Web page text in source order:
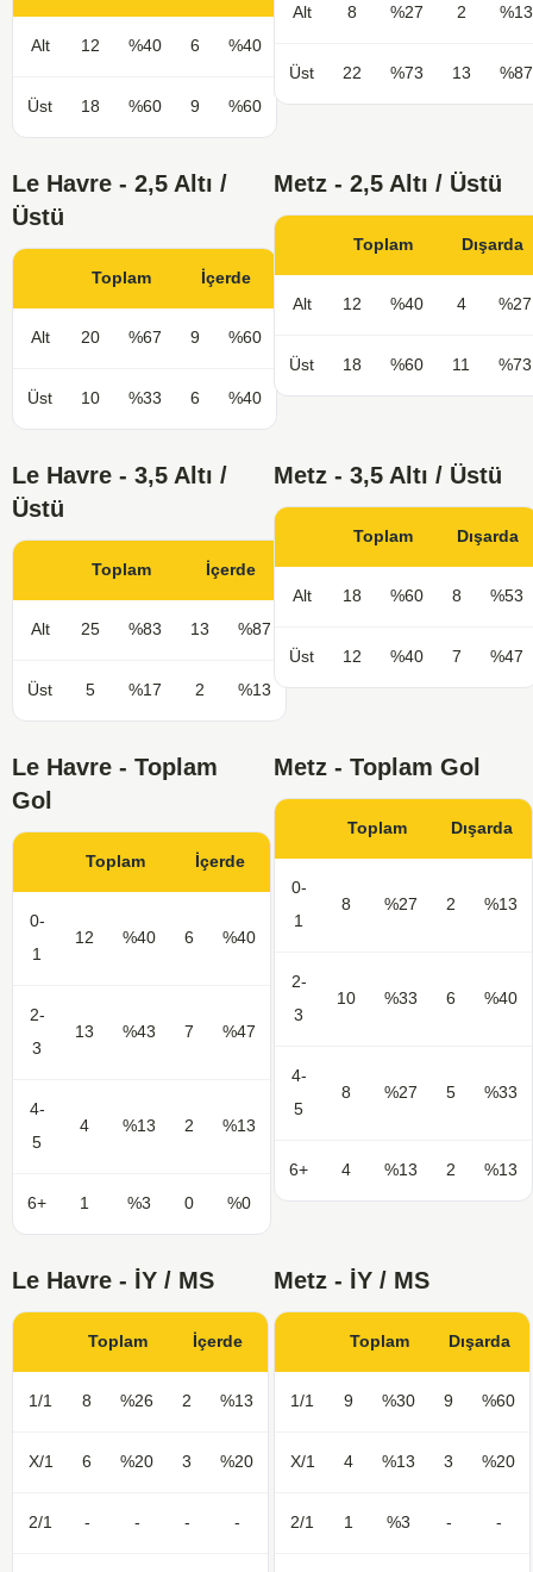
Alt 12 %40 6 %40
Üst 18 %60 9 %60
Alt 8 %27 2 %13
Üst 22 %73 13 %87
Le Havre - 2,5 Altı /
Üstü
Toplam İçerde
Alt 20 %67 9 %60
Üst 10 %33 6 %40
Metz - 2,5 Altı / Üstü
Toplam Dışarda
Alt 12 %40 4 %27
Üst 18 %60 11 %73
Le Havre - 3,5 Altı /
Üstü
Toplam İçerde
Alt 25 %83 13 %87
Üst 5 %17 2 %13
Metz - 3,5 Altı / Üstü
Toplam Dışarda
Alt 18 %60 8 %53
Üst 12 %40 7 %47
Le Havre - Toplam
Gol
Toplam İçerde
0-
1
12 %40 6 %40
2-
3
13 %43 7 %47
4-
5
4 %13 2 %13
6+ 1 %3 0 %0
Metz - Toplam Gol
Toplam Dışarda
0-
1
8 %27 2 %13
2-
3
10 %33 6 %40
4-
5
8 %27 5 %33
6+ 4 %13 2 %13
Le Havre - İY / MS
Toplam İçerde
1/1 8 %26 2 %13
X/1 6 %20 3 %20
2/1 - - - -
Metz - İY / MS
Toplam Dışarda
1/1 9 %30 9 %60
X/1 4 %13 3 %20
2/1 1 %3 - -